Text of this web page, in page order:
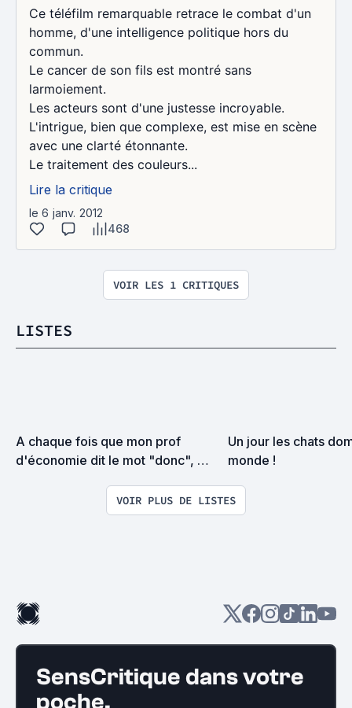
Ce téléfilm remarquable retrace le combat d'un
homme, d'une intelligence politique hors du
commun.
Le cancer de son fils est montré sans
larmoiement.
Les acteurs sont d'une justesse incroyable.
L'intrigue, bien que complexe, est mise en scène
avec une clarté étonnante.
Le traitement des couleurs...
Lire la critique
le 6 janv. 2012
468
VOIR LES 1 CRITIQUES
LISTES
A chaque fois que mon prof
d'économie dit le mot "donc",
Un jour les chats
monde !
VOIR PLUS DE LISTES
SensCritique dans votre
poche.